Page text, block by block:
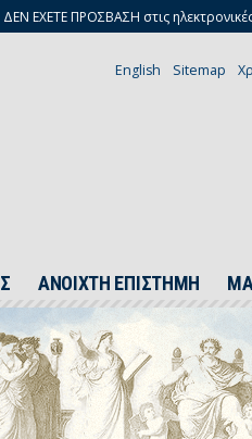
ΔΕΝ ΕΧΕΤΕ ΠΡΟΣΒΑΣΗ στις
English Sitemap
ΑΝΟΙΧΤΗ ΕΠΙΣΤΗΜΗ